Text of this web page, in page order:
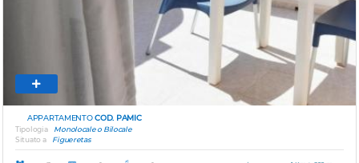
APPARTAMENTOCOD. PAMIC
Tipologia
Monolocale o Bilocale
Situato a
Figueretas